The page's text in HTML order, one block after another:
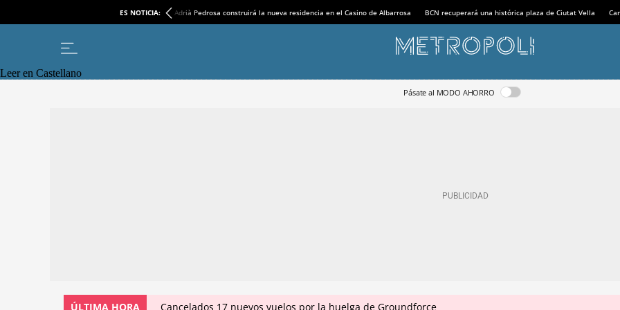
ES NOTICIA: Adrià Pedrosa construirá la nueva residencia en el Casino de Albarrosa BCN recuperará una histórica plaza de Ciutat Vella
Leer en Castellano
Pásate al MODO AHORRO
ÚLTIMA HORA Cancelados 17 nuevos vuelos por la huelga de Groundforce